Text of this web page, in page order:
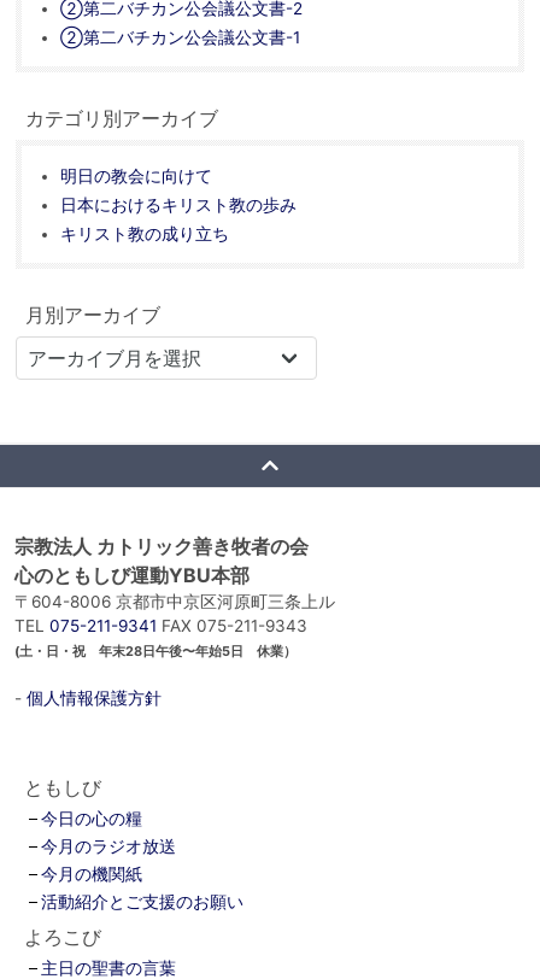
②第二バチカン公会議公文書-2
②第二バチカン公会議公文書-1
カテゴリ別アーカイブ
明日の教会に向けて
日本におけるキリスト教の歩み
キリスト教の成り立ち
月別アーカイブ
宗教法人 カトリック善き牧者の会
心のともしび運動YBU本部
〒604-8006 京都市中京区河原町三条上ル
TEL 075-211-9341 FAX 075-211-9343
(土・日・祝 年末28日午後〜年始5日 休業）
- 個人情報保護方針
ともしび
今日の心の糧
今月のラジオ放送
今月の機関紙
活動紹介とご支援のお願い
よろこび
主日の聖書の言葉